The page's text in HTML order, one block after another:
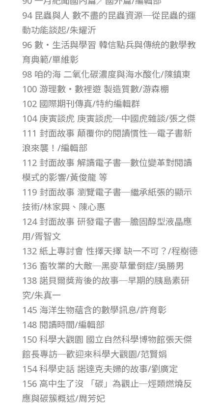
4
1
卷
第
2
期
–
總
號
第
4
8
2
期
94 昆蟲與人 數不盡的昆蟲資源─從昆蟲的運
動功能談起/朱耀沂
96 數・生活與學習 韓信點兵與傳統的數學教
育典範/單維彰
98 咱的海 二氧化碳濃度與海水酸化/陳鎮東
100 游理數・數裡遊 製造質數/游森棚
102 國際期刊傳真/特約編輯群
104 庚寅談虎 庚寅談虎─中國虎雜談/張之傑
111 封面故事 顛覆你的閱讀慣性─電子書新
浪來襲！/編輯部
112 封面故事 解讀電子書─數位變革對閱讀
模式的影響/黃俊龍 等
119 封面故事 瀏覽電子書─繼承紙張的顯示
技術/林家興、陳心惠
124 封面故事 研發電子書─膽固醇型液晶應
用/胥智文
132 紙上專討會 性擇天擇 缺一不可？/程樹德
136 畜牧業的大敵─黑麥草暈倒症/吳勝男
138 諾貝爾獎背後的故事─早期的胰島素研
究/朱真一
145 海洋生物蘊含的數學訊息/許育彰
148 閱讀時間/編輯部
150 科學大觀園 國立自然科學博物館張天傑
館長專訪─歡迎來科學大觀園/范賢娟
154 科學史話 諾達克夫婦的故事/劉廣定
156 高中生了沒 「碳」為觀止─烴類燃燒反
應與碳簇概述/周芳妃